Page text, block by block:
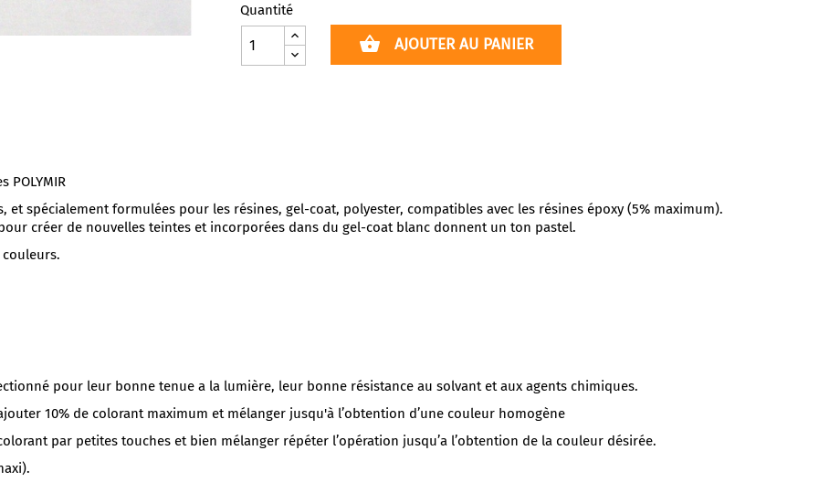
Quantité
shopping_basket AJOUTER AU PANIER
POLYMIR
et spécialement formulées pour les résines, gel-coat, polyester, compatibles avec les résines époxy (5% maximum).
créer de nouvelles teintes et incorporées dans du gel-coat blanc donnent un ton pastel.
pour leur bonne tenue a la lumière, leur bonne résistance au solvant et aux agents chimiques.
10% de colorant maximum et mélanger jusqu'à l’obtention d’une couleur homogène
par petites touches et bien mélanger répéter l’opération jusqu’a l’obtention de la couleur désirée.